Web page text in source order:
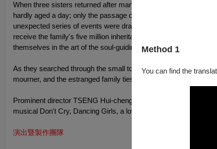
Method 1
You can find the
When three sisters returned after many years to their old family
hardly aged a day; only the passage of time had left its mark
unexpected series of events were drawn into their second
receive the family's five million inheritance. The three sisters
themselves in the art of the soul-guiding song.
As they searched through the small town, they unexpectedly
mourner, and the estranged family ties, at long last, emerged one
Prominent director TSENG Hui-cheng, emerging composer
musical Don't Cry, Dancing Girls, a love letter to their homeland
演出暨製作團隊